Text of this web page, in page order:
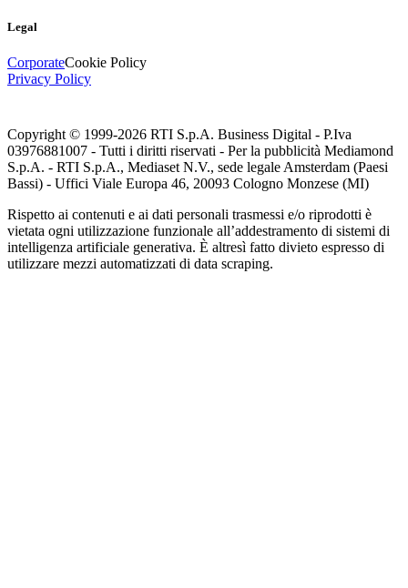
Legal
CorporateCookie Policy
Privacy Policy
Copyright © 1999-2026 RTI S.p.A. Business Digital - P.Iva
03976881007 - Tutti i diritti riservati - Per la pubblicità Mediamond
S.p.A. - RTI S.p.A., Mediaset N.V., sede legale Amsterdam (Paesi
Bassi) - Uffici Viale Europa 46, 20093 Cologno Monzese (MI)
Rispetto ai contenuti e ai dati personali trasmessi e/o riprodotti è
vietata ogni utilizzazione funzionale all’addestramento di sistemi di
intelligenza artificiale generativa. È altresì fatto divieto espresso di
utilizzare mezzi automatizzati di data scraping.